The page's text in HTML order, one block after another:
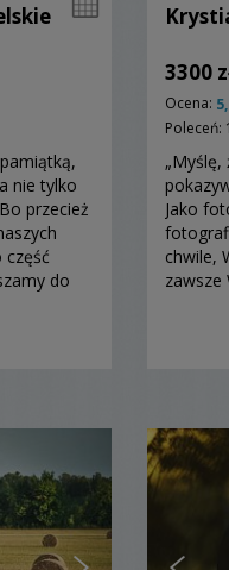
nie tylko
przecież
część
do
3300
Ocena:
Poleceń:
Jako
chwile,
zawsze